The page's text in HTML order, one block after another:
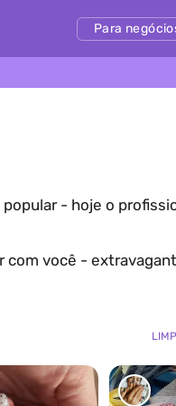
Para
- hoje o
com você -